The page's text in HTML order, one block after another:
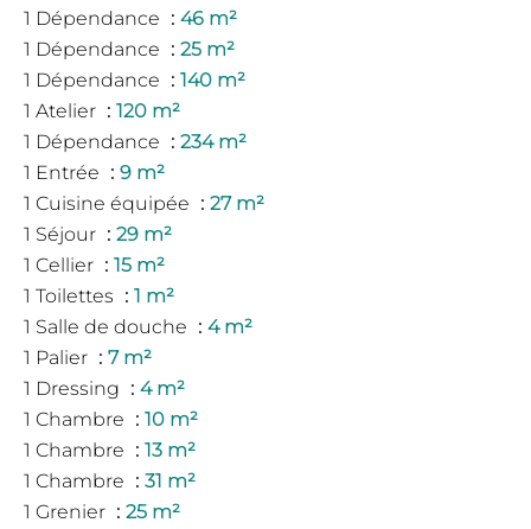
1 Dépendance
46 m²
1 Dépendance
25 m²
1 Dépendance
140 m²
1 Atelier
120 m²
1 Dépendance
234 m²
1 Entrée
9 m²
1 Cuisine équipée
27 m²
1 Séjour
29 m²
1 Cellier
15 m²
1 Toilettes
1 m²
1 Salle de douche
4 m²
1 Palier
7 m²
1 Dressing
4 m²
1 Chambre
10 m²
1 Chambre
13 m²
1 Chambre
31 m²
1 Grenier
25 m²